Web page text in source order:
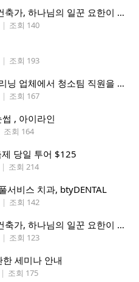
진짜가 나타났다! 30년 경력 건축가, 하나님의 일꾼 요한이 책임 시공합니다.
| 조회 140
| 조회 193
레드몬드에 위치한 커머셜 클리닝 업체에서 청소팀 직원을 모집합니다.
| 조회 167
, 아이라인
조회 164
당일 투어 $125
| 조회 214
서비스 치과, btyDENTAL
| 조회 142
진짜가 나타났다! 30년 경력 건축가, 하나님의 일꾼 요한이 책임 시공합니다.
| 조회 123
세미나 안내
| 조회 175